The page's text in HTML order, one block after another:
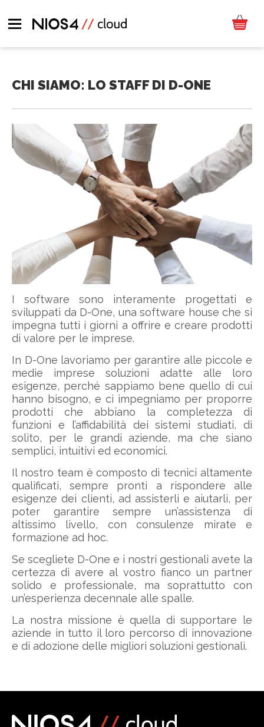
CHI SIAMO: LO STAFF DI D-ONE
I software sono interamente progettati e
sviluppati da D-One, una software house che si
impegna tutti i giorni a offrire e creare prodotti
di valore per le imprese.
In D-One lavoriamo per garantire alle piccole e
medie imprese soluzioni adatte alle loro
esigenze, perché sappiamo bene quello di cui
hanno bisogno, e ci impegniamo per proporre
prodotti che abbiano la completezza di
funzioni e l’affidabilità dei sistemi studiati, di
solito, per le grandi aziende, ma che siano
semplici, intuitivi ed economici.
Il nostro team è composto di tecnici altamente
qualificati, sempre pronti a rispondere alle
esigenze dei clienti, ad assisterli e aiutarli, per
poter garantire sempre un’assistenza di
altissimo livello, con consulenze mirate e
formazione ad hoc.
Se scegliete D-One e i nostri gestionali avete la
certezza di avere al vostro fianco un partner
solido e professionale, ma soprattutto con
un’esperienza decennale alle spalle.
La nostra missione è quella di supportare le
aziende in tutto il loro percorso di innovazione
e di adozione delle migliori soluzioni gestionali.